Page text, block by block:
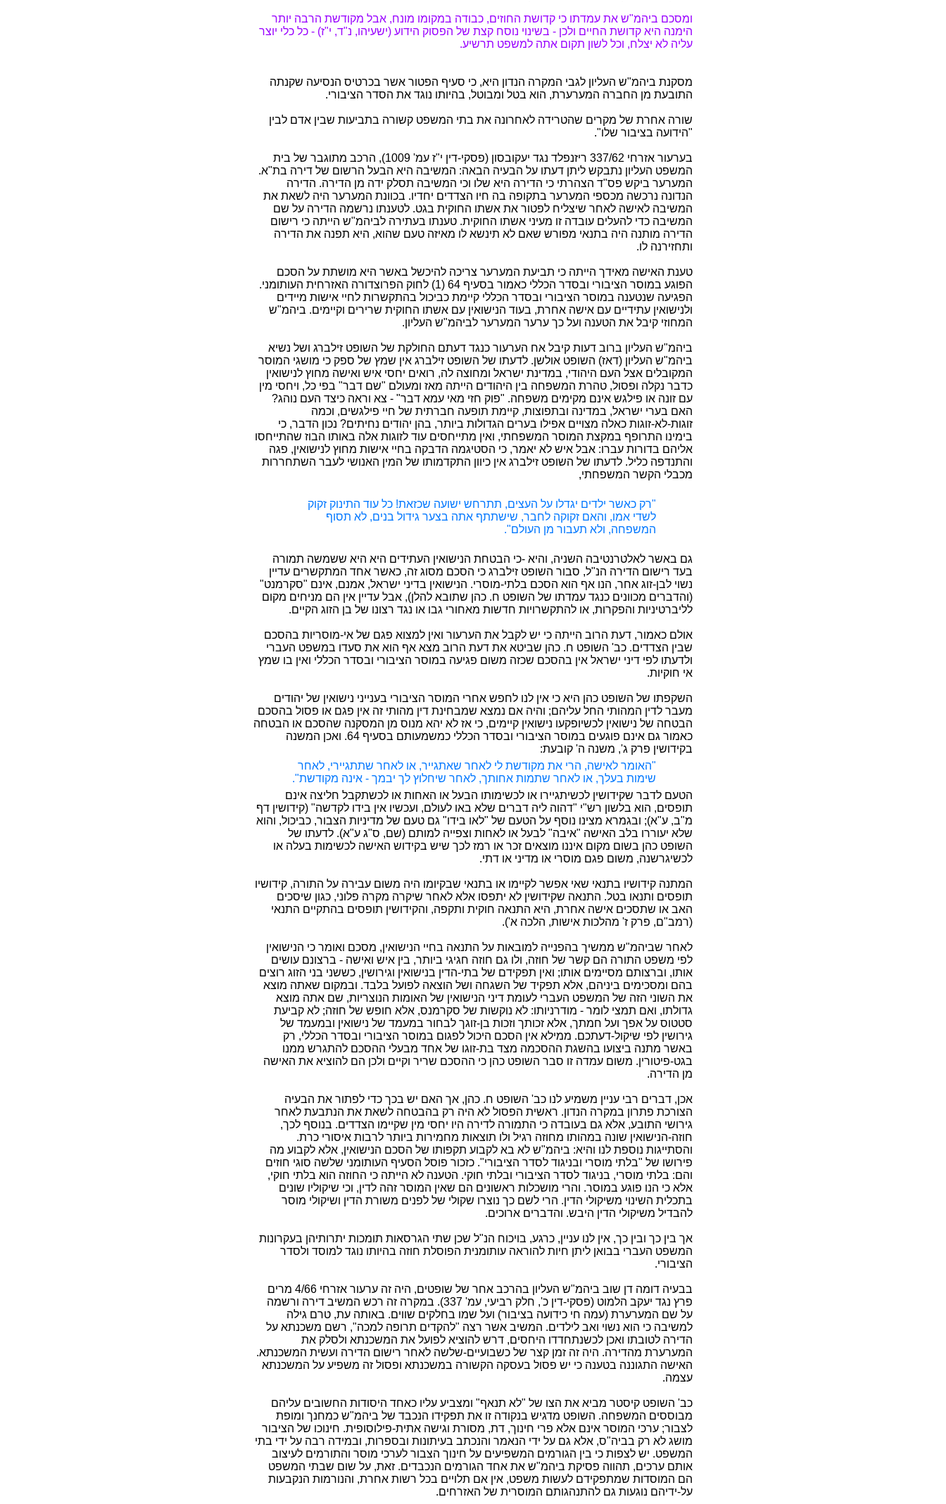
ומסכם ביהמ"ש את עמדתו כי קדושת החוזים, כבודה במקומו מונח, אבל מקודשת הרבה יותר
הימנה היא קדושת החיים ולכן - בשינוי נוסח קצת של הפסוק הידוע (ישעיהו, נ"ד, י"ז) - כל כלי יוצר
עליה לא יצלח, וכל לשון תקום אתה למשפט תרשיע.
מסקנת ביהמ"ש העליון לגבי המקרה הנדון היא, כי סעיף הפטור אשר בכרטיס הנסיעה שקנתה
התובעת מן החברה המערערת, הוא בטל ומבוטל, בהיותו נוגד את הסדר הציבורי.
שורה אחרת של מקרים שהטרידה לאחרונה את בתי המשפט קשורה בתביעות שבין אדם לבין
"הידועה בציבור שלו".
בערעור אזרחי 337/62 ריזנפלד נגד יעקובסון (פסקי-דין י"ז עמ' 1009), הרכב מתוגבר של בית
המשפט העליון נתבקש ליתן דעתו על הבעיה הבאה: המשיבה היא הבעל הרשום של דירה בת"א.
המערער ביקש פס"ד הצהרתי כי הדירה היא שלו וכי המשיבה תסלק ידה מן הדירה. הדירה
הנדונה נרכשה מכספי המערער בתקופה בה חיו הצדדים יחדיו. בכוונת המערער היה לשאת את
המשיבה לאישה לאחר שיצליח לפטור את אשתו החוקית בגט. לטענתו נרשמה הדירה על שם
המשיבה כדי להעלים עובדה זו מעיני אשתו החוקית. טענתו בעתירה לביהמ"ש הייתה כי רישום
הדירה מותנה היה בתנאי מפורש שאם לא תינשא לו מאיזה טעם שהוא, היא תפנה את הדירה
ותחזירנה לו.
טענת האישה מאידך הייתה כי תביעת המערער צריכה להיכשל באשר היא מושתת על הסכם
הפוגע במוסר הציבורי ובסדר הכללי כאמור בסעיף 64 (1) לחוק הפרוצדורה האזרחית העותומני.
הפגיעה שנטענה במוסר הציבורי ובסדר הכללי קיימת כביכול בהתקשרות לחיי אישות מיידים
ולנישואין עתידיים עם אישה אחרת, בעוד הנישואין עם אשתו החוקית שרירים וקיימים. ביהמ"ש
המחוזי קיבל את הטענה ועל כך ערער המערער לביהמ"ש העליון.
ביהמ"ש העליון ברוב דעות קיבל אח הערעור כנגד דעתם החולקת של השופט זילברג ושל נשיא
ביהמ"ש העליון (דאז) השופט אולשן. לדעתו של השופט זילברג אין שמץ של ספק כי מושגי המוסר
המקובלים אצל העם היהודי, במדינת ישראל ומחוצה לה, רואים יחסי איש ואישה מחוץ לנישואין
כדבר נקלה ופסול, טהרת המשפחה בין היהודים הייתה מאז ומעולם "שם דבר" בפי כל, ויחסי מין
עם זונה או פילגש אינם מקימים משפחה. "פוק חזי מאי עמא דבר" - צא וראה כיצד העם נוהג?
האם בערי ישראל, במדינה ובתפוצות, קיימת תופעה חברתית של חיי פילגשים, וכמה
זוגות-לא-זוגות כאלה מצויים אפילו בערים הגדולות ביותר, בהן יהודים נחיתים? נכון הדבר, כי
בימינו התרופף במקצת המוסר המשפחתי, ואין מתייחסים עוד לזוגות אלה באותו הבוז שהתייחסו
אליהם בדורות עברו: אבל איש לא יאמר, כי הסטיגמה הדבקה בחיי אישות מחוץ לנישואין, פגה
והתנדפה כליל. לדעתו של השופט זילברג אין כיוון התקדמותו של המין האנושי לעבר השתחררות
מכבלי הקשר המשפחתי,
"רק כאשר ילדים יגדלו על העצים, תתרחש ישועה שכזאת! כל עוד התינוק זקוק
לשדי אמו, והאם זקוקה לחבר, שישתתף אתה בצער גידול בנים, לא תסוף
המשפחה, ולא תעבור מן העולם".
גם באשר לאלטרנטיבה השניה, והיא -כי הבטחת הנישואין העתידים היא היא ששמשה תמורה
בעד רישום הדירה הנ"ל, סבור השופט זילברג כי הסכם מסוג זה, כאשר אחד המתקשרים עדיין
נשוי לבן-זוג אחר, הנו אף הוא הסכם בלתי-מוסרי. הנישואין בדיני ישראל, אמנם, אינם "סקרמנט"
(והדברים מכוונים כנגד עמדתו של השופט ח. כהן שתובא להלן), אבל עדיין אין הם מניחים מקום
לליברטיניות והפקרות, או להתקשרויות חדשות מאחורי גבו או נגד רצונו של בן הזוג הקיים.
אולם כאמור, דעת הרוב הייתה כי יש לקבל את הערעור ואין למצוא פגם של אי-מוסריות בהסכם
שבין הצדדים. כב' השופט ח. כהן שביטא את דעת הרוב מצא אף הוא את סעדו במשפט העברי
ולדעתו לפי דיני ישראל אין בהסכם שכזה משום פגיעה במוסר הציבורי ובסדר הכללי ואין בו שמץ
אי חוקיות.
השקפתו של השופט כהן היא כי אין לנו לחפש אחרי המוסר הציבורי בענייני נישואין של יהודים
מעבר לדין המהותי החל עליהם; והיה אם נמצא שמבחינת דין מהותי זה אין פגם או פסול בהסכם
הבטחה של נישואין לכשיופקעו נישואין קיימים, כי אז לא יהא מנוס מן המסקנה שהסכם או הבטחה
כאמור גם אינם פוגעים במוסר הציבורי ובסדר הכללי כמשמעותם בסעיף 64. ואכן המשנה
בקידושין פרק ג', משנה ה' קובעת:
"האומר לאישה, הרי את מקודשת לי לאחר שאתגייר, או לאחר שתתגיירי, לאחר
שימות בעלך, או לאחר שתמות אחותך, לאחר שיחלוץ לך יבמך - אינה מקודשת".
הטעם לדבר שקידושין לכשיתגיירו או לכשימותו הבעל או האחות או לכשתקבל חליצה אינם
תופסים, הוא בלשון רש"י "דהוה ליה דברים שלא באו לעולם, ועכשיו אין בידו לקדשה" (קידושין דף
מ"ב, ע"א); ובגמרא מצינו נוסף על הטעם של "לאו בידו" גם טעם של מדיניות הצבור, כביכול, והוא
שלא יעוררו בלב האישה "איבה" לבעל או לאחות וצפייה למותם (שם, ס"ג ע"א). לדעתו של
השופט כהן בשום מקום איננו מוצאים זכר או רמז לכך שיש בקידוש האישה לכשימות בעלה או
לכשיגרשנה, משום פגם מוסרי או מדיני או דתי.
המתנה קידושיו בתנאי שאי אפשר לקיימו או בתנאי שבקיומו היה משום עבירה על התורה, קידושיו
תופסים ותנאו בטל. התנאה שקידושין לא יתפסו אלא לאחר שיקרה מקרה פלוני, כגון שיסכים
האב או שתסכים אישה אחרת, היא התנאה חוקית ותקפה, והקידושין תופסים בהתקיים התנאי
(רמב"ם, פרק ז' מהלכות אישות, הלכה א').
לאחר שביהמ"ש ממשיך בהפנייה למובאות על התנאה בחיי הנישואין, מסכם ואומר כי הנישואין
לפי משפט התורה הם קשר של חוזה, ולו גם חוזה חגיגי ביותר, בין איש ואישה - ברצונם עושים
אותו, וברצותם מסיימים אותו; ואין תפקידם של בתי-הדין בנישואין וגירושין, כששני בני הזוג רוצים
בהם ומסכימים ביניהם, אלא תפקיד של השגחה ושל הוצאה לפועל בלבד. ובמקום שאתה מוצא
את השוני הזה של המשפט העברי לעומת דיני הנישואין של האומות הנוצריות, שם אתה מוצא
גדולתו, ואם תמצי לומר - מודרניותו: לא נוקשות של סקרמנס, אלא חופש של חוזה; לא קביעת
סטטוס על אפך ועל חמתך, אלא זכותך וזכות בן-זוגך לבחור במעמד של נישואין ובמעמד של
גירושין לפי שיקול-דעתכם. ממילא אין הסכם היכול לפגום במוסר הציבורי ובסדר הכללי, רק
באשר מתנה ביצועו בהשגת ההסכמה מצד בת-זוגו של אחד מבעלי ההסכם להתגרש ממנו
בגט-פיטורין. משום עמדה זו סבר השופט כהן כי ההסכם שריר וקיים ולכן הם להוציא את האישה
מן הדירה.
אכן, דברים רבי עניין משמיע לנו כב' השופט ח. כהן, אך האם יש בכך כדי לפתור את הבעיה
הצורכת פתרון במקרה הנדון. ראשית הפסול לא היה רק בהבטחה לשאת את הנתבעת לאחר
גירושי התובע, אלא גם בעובדה כי התמורה לדירה היו יחסי מין שקיימו הצדדים. בנוסף לכך,
חוזה-הנישואין שונה במהותו מחוזה רגיל ולו תוצאות מחמירות ביותר לרבות איסורי כרת.
והסתייגות נוספת לנו והיא: ביהמ"ש לא בא לקבוע תקפותו של הסכם הנישואין, אלא לקבוע מה
פירושו של "בלתי מוסרי ובניגוד לסדר הציבורי". כזכור פוסל הסעיף העותומני שלשה סוגי חוזים
והם: בלתי מוסרי, בניגוד לסדר הציבורי ובלתי חוקי. הטענה לא הייתה כי החוזה הוא בלתי חוקי,
אלא כי הנו פוגע במוסר. והרי מושכלות ראשונים הם שאין המוסר זהה לדין, וכי שיקוליו שונים
בתכלית השינוי משיקולי הדין. הרי לשם כך נוצרו שקולי של לפנים משורת הדין ושיקולי מוסר
להבדיל משיקולי הדין היבש. והדברים ארוכים.
אך בין כך ובין כך, אין לנו עניין, כרגע, בויכוח הנ"ל שכן שתי הגרסאות תומכות יתרותיהן בעקרונות
המשפט העברי בבואן ליתן חיות להוראה עותומנית הפוסלת חוזה בהיותו נוגד למוסד ולסדר
הציבורי.
בבעיה דומה דן שוב ביהמ"ש העליון בהרכב אחר של שופטים, היה זה ערעור אזרחי 4/66 מרים
פרץ נגד יעקב הלמוט (פסקי-דין כ', חלק רביעי, עמ' 337). במקרה זה רכש המשיב דירה ורשמה
על שם המערערת (עמה חי כידועה בציבור) ועל שמו בחלקים שווים. באותה עת, טרם גילה
למשיבה כי הוא נשוי ואב לילדים. המשיב אשר רצה "להקדים תרופה למכה", רשם משכנתא על
הדירה לטובתו ואכן לכשנתחדדו היחסים, דרש להוציא לפועל את המשכנתא ולסלק את
המערערת מהדירה. היה זה זמן קצר של כשבועיים-שלשה לאחר רישום הדירה ועשית המשכנתא.
האישה התגוננה בטענה כי יש פסול בעסקה הקשורה במשכנתא ופסול זה משפיע על המשכנתא
עצמה.
כב' השופט קיסטר מביא את הצו של "לא תנאף" ומצביע עליו כאחד היסודות החשובים עליהם
מבוססים המשפחה. השופט מדגיש בנקודה זו את תפקידו הנכבד של ביהמ"ש כמחנך ומופת
לצבור; ערכי המוסר אינם אלא פרי חינוך, דת, מסורת וגישה אתית-פילוסופית. חינוכו של הציבור
מושג לא רק בביה"ס, אלא גם על ידי הנאמר והנכתב בעיתונות ובספרות, ובמידה רבה על ידי בתי
המשפט. יש לצפות כי בין הגורמים המשפיעים על חינוך הצבור לערכי מוסר והתורמים לעיצוב
אותם ערכים, תהווה פסיקת ביהמ"ש את אחד הגורמים הנכבדים. זאת, על שום שבתי המשפט
הם המוסדות שמתפקידם לעשות משפט, אין אם תלויים בכל רשות אחרת, והנורמות הנקבעות
על-ידיהם נוגעות גם להתנהגותם המוסרית של האזרחים.